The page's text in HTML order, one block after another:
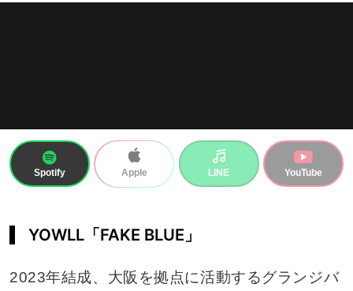
Spotify Apple LINE YouTube
YOWLL「FAKE BLUE」
2023年結成、大阪を拠点に活動するグランジバ